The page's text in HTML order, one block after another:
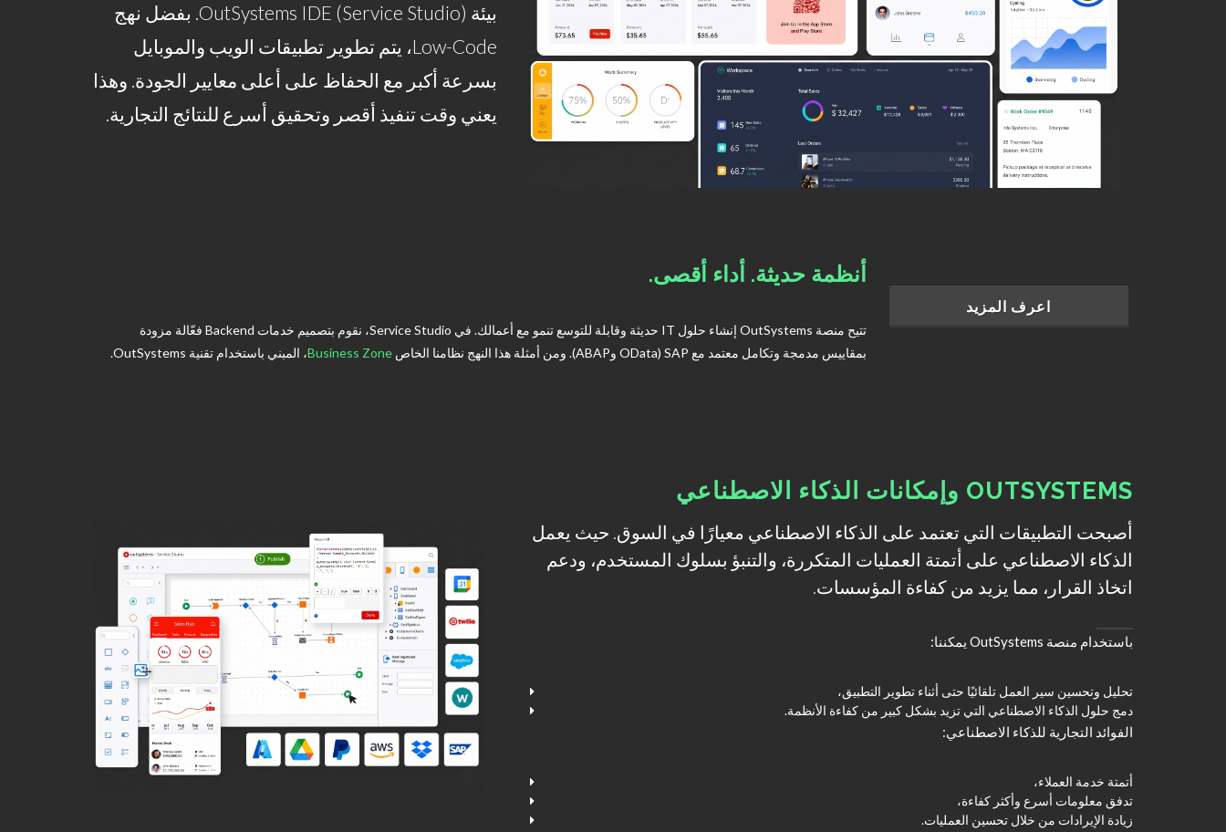
بيئة OutSystems IDE (Service Studio). بفضل نهج
Low-Code، يتم تطوير تطبيقات الويب والموبايل
بسرعة أكبر مع الحفاظ على أعلى معايير الجودة. وهذا
يعني وقت تنفيذ أقصر وتحقيق أسرع للنتائج التجارية.
أنظمة حديثة. أداء أقصى.
تتيح منصة OutSystems إنشاء حلول IT حديثة وقابلة للتوسع تنمو مع أعمالك. في Service Studio، نقوم بتصميم خدمات Backend فعّالة مزودة
بمقاييس مدمجة وتكامل معتمد مع SAP (OData وABAP). ومن أمثلة هذا النهج نظامنا الخاص
Business Zone، المبني باستخدام تقنية OutSystems.
اعرف المزيد
OUTSYSTEMS وإمكانات الذكاء الاصطناعي
أصبحت التطبيقات التي تعتمد على الذكاء الاصطناعي معيارًا في السوق. حيث يعمل
الذكاء الاصطناعي على أتمتة العمليات المتكررة، والتنبؤ بسلوك المستخدم، ودعم
اتخاذ القرار، مما يزيد من كفاءة المؤسسات.
باستخدام منصة OutSystems يمكننا:
تحليل وتحسين سير العمل تلقائيًا حتى أثناء تطوير التطبيق،
دمج حلول الذكاء الاصطناعي التي تزيد بشكل كبير من كفاءة الأنظمة.
الفوائد التجارية للذكاء الاصطناعي:
أتمتة خدمة العملاء،
تدفق معلومات أسرع وأكثر كفاءة،
زيادة الإيرادات من خلال تحسين العمليات.